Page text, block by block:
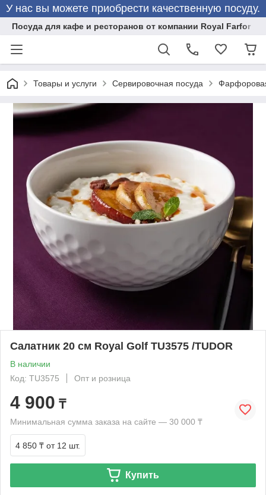
У нас вы можете приобрести качественную посуду.
Посуда для кафе и ресторанов от компании Royal Farfor
Товары и услуги Сервировочная посуда
Салатник 20 см Royal Golf TU3575 /TUDOR
В наличии
Код: TU3575
Опт и розница
4 900 ₸
Минимальная сумма заказа на сайте — 30 000 ₸
4 850 ₸ от 12 шт.
Купить